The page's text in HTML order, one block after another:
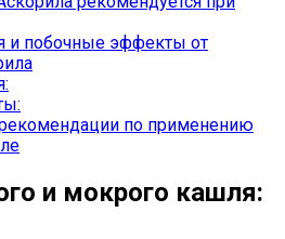
и побочные эффекты от
по применению
и мокрого кашля: